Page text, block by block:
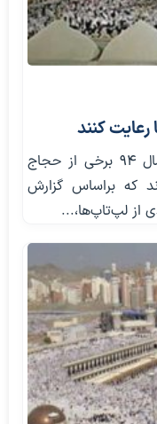
کنند
سردار مهری با بیان اینکه در حج سال 94 برخی از حجاج
که براساس گزارش
از لپ‌تاپ‌ها،...